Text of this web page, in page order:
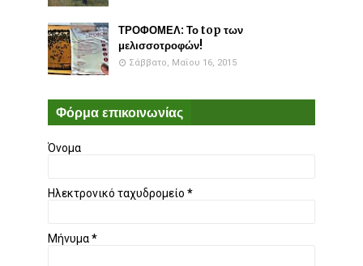
ΤΡΟΦΟΜΕΛ: Το top των
μελισσοτροφών!
Σάββατο, Μαΐου 16, 2015
Φόρμα επικοινωνίας
Όνομα
Ηλεκτρονικό ταχυδρομείο *
Μήνυμα*